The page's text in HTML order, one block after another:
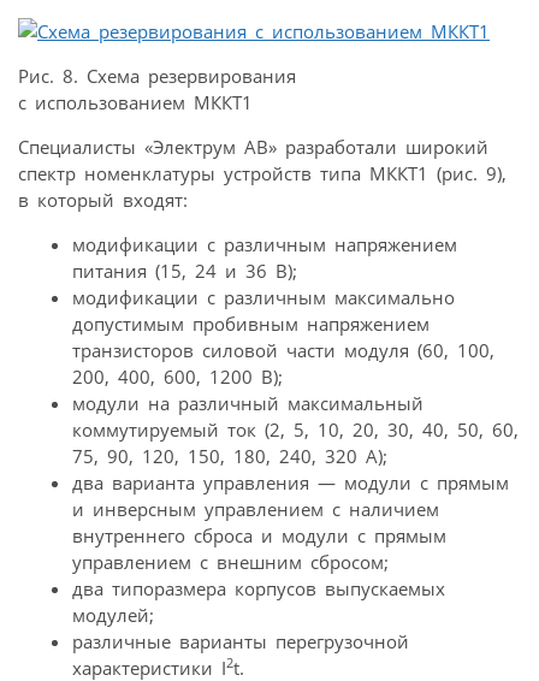
Рис. 8. Схема резервирования
с использованием МККТ1
Специалисты «Электрум АВ» разработали широкий
спектр номенклатуры устройств типа МККТ1 (рис. 9),
в который входят:
модификации с различным напряжением
питания (15, 24 и 36 В);
модификации с различным максимально
допустимым пробивным напряжением
транзисторов силовой части модуля (60, 100,
200, 400, 600, 1200 В);
модули на различный максимальный
коммутируемый ток (2, 5, 10, 20, 30, 40, 50, 60,
75, 90, 120, 150, 180, 240, 320 А);
два варианта управления — модули с прямым
и инверсным управлением с наличием
внутреннего сброса и модули с прямым
управлением с внешним сбросом;
два типоразмера корпусов выпускаемых
модулей;
различные варианты перегрузочной
характеристики I2t.